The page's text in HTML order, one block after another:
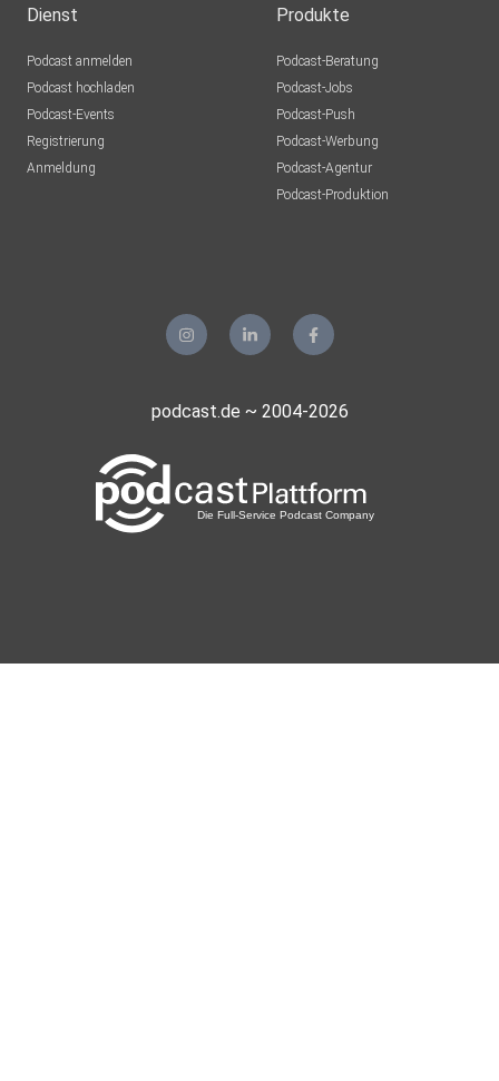
Dienst
Podcast anmelden
Podcast hochladen
Podcast-Events
Registrierung
Anmeldung
Produkte
Podcast-Beratung
Podcast-Jobs
Podcast-Push
Podcast-Werbung
Podcast-Agentur
Podcast-Produktion
podcast.de ~ 2004-2026